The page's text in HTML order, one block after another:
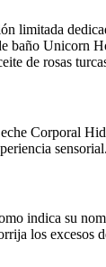
limitada
Unicorn
de rosas
Corporal
sensorial.
indica su
los excesos